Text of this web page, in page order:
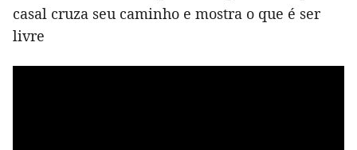
casal cruza seu caminho e mostra o que é ser
livre